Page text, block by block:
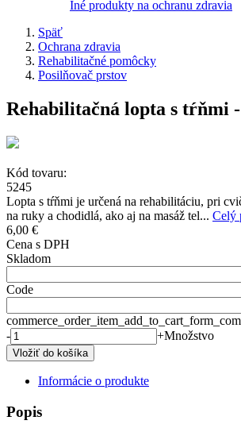
Iné produkty na ochranu zdravia
Späť
Ochrana zdravia
Rehabilitačné pomôcky
Posilňovač prstov
Rehabilitačná lopta s tŕňmi
Kód tovaru:
5245
Lopta s tŕňmi je určená na rehabilitáciu, pri
na ruky a chodidlá, ako aj na masáž tel... Celý
6,00 €
Cena s DPH
Skladom
Code
-
+Množstvo
Informácie o produkte
Popis